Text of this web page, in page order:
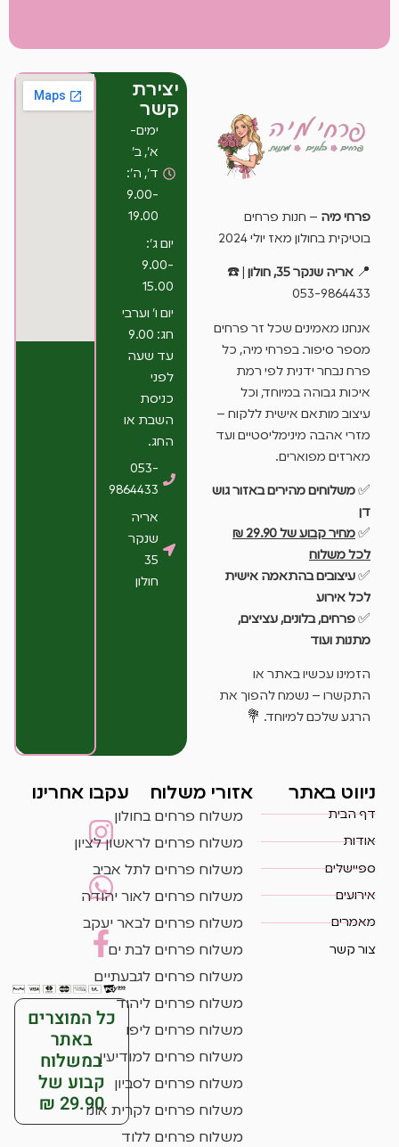
יצירת
קשר
ימים-
א’, ב’
ד’, ה’:
9.00-
19.00
יום ג’:
9.00-
15.00
יום ו’ וערבי
חג: 9.00
עד שעה
לפני
כניסת
השבת או
החג.
053-
9864433
אריה
שנקר
35
חולון
פרחי מיה – חנות פרחים
בוטיקית בחולון מאז יולי 2024
📍 אריה שנקר 35, חולון
| ☎️
053-9864433
אנחנו מאמינים שכל זר פרחים
מספר סיפור. בפרחי מיה, כל
פרח נבחר ידנית לפי רמת
איכות גבוהה במיוחד, וכל
עיצוב מותאם אישית ללקוח –
מזרי אהבה מינימליסטיים ועד
מארזים מפוארים.
✅משלוחים מהירים באזור גוש
דן
✅
מחיר קבוע של 29.90 ₪
לכל משלוח
✅עיצובים בהתאמה אישית
לכל אירוע
✅פרחים, בלונים, עציצים,
מתנות ועוד
הזמינו עכשיו באתר או
התקשרו – נשמח להפוך את
הרגע שלכם למיוחד. 💐
ניווט באתר
דף הבית
אודות
ספיישלים
אירועים
מאמרים
צור קשר
אזורי משלוח
משלוח פרחים בחולון
משלוח פרחים לראשון לציון
משלוח פרחים לתל אביב
משלוח פרחים לאור יהודה
משלוח פרחים לבאר יעקב
משלוח פרחים לבת ים
משלוח פרחים לגבעתיים
משלוח פרחים ליהוד
משלוח פרחים ליפו
משלוח פרחים למודיעין
משלוח פרחים לסביון
משלוח פרחים לקרית אונו
משלוח פרחים ללוד
עקבו אחרינו
כל המוצרים
באתר
במשלוח
קבוע של
29.90 ₪